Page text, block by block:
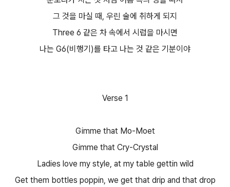
그 것을 마실 때, 우린 술에 취하게 되지
Three 6 같은 차 속에서 시럽을 마시면
나는 G6(비행기)를 타고 나는 것 같은 기분이야
Verse 1
Gimme that Mo-Moet
Gimme that Cry-Crystal
Ladies love my style, at my table gettin wild
Get them bottles poppin, we get that drip and that drop